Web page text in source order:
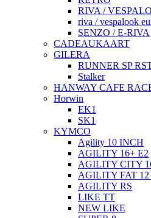
RIVA /
riva / vespalook
SENZO / E-RIVA
CADEAUKAART
GILERA
RUNNER SP
Stalker
HANWAY CAFE
Horwin
EK1
SK1
KYMCO
Agility 10 INCH
AGILITY 16+ E2
AGILITY CITY
AGILITY FAT
AGILITY RS
LIKE TT
NEW LIKE